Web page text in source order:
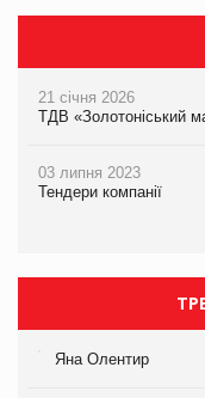
21 січня 2026
ТДВ «Золотоніський
03 липня 2023
Тендери компанії
Яна Олентир